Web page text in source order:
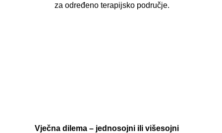
za određeno terapijsko područje.
Vječna dilema – jednosojni ili višesojni